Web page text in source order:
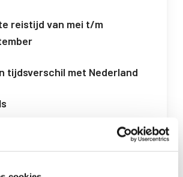
reistijd van mei t/m
tijdsverschil met Nederland